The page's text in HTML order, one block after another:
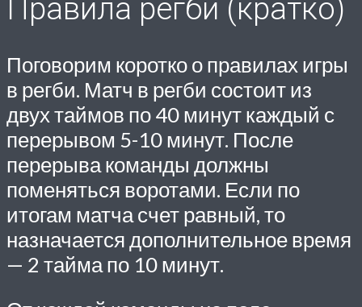
Правила регби (кратко)
Поговорим коротко о правилах игры
в регби. Матч в регби состоит из
двух таймов по 40 минут каждый с
перерывом 5-10 минут. После
перерыва команды должны
поменяться воротами. Если по
итогам матча счет равный, то
назначается дополнительное время
— 2 тайма по 10 минут.